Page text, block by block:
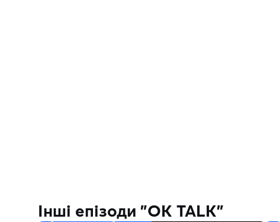
Інші епізоди "OK TALK"